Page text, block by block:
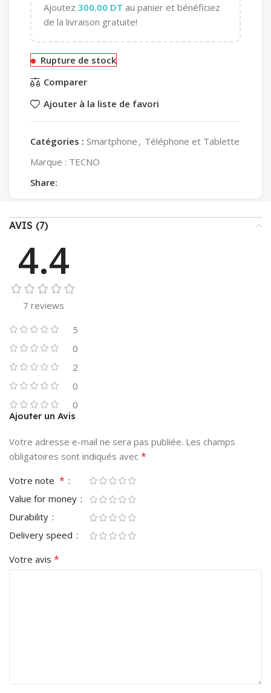
Ajoutez 300.00 DT au panier et bénéficiez
de la livraison gratuite!
Rupture de stock
Comparer
Ajouter à la liste de favori
Catégories : Smartphone , Téléphone et Tablette
Marque : TECNO
Share:
AVIS (7)
4.4
7 reviews
5
0
2
0
0
Ajouter un Avis
Votre adresse e-mail ne sera pas publiée. Les champs
obligatoires sont indiqués avec *
Votre note *
Value for money
Durability
Delivery speed
Votre avis *